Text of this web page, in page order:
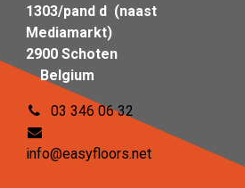
1303/pand d (naast
Mediamarkt)
2900 Schoten
Belgium
03 346 06 32
info@easyfloors.net